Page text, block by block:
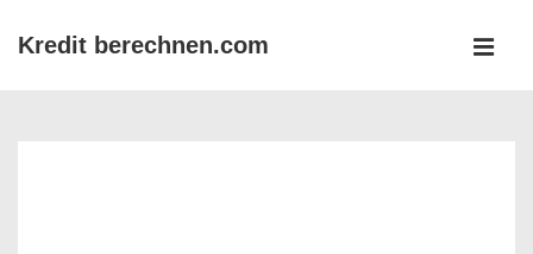
ZumKredit berechnen.com